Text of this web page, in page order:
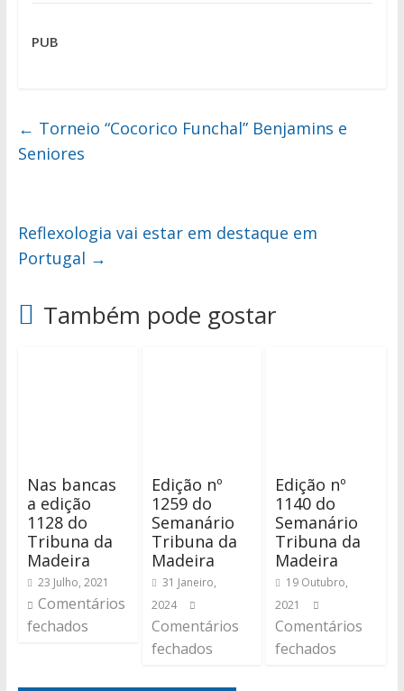
PUB
← Torneio “Cocorico Funchal” Benjamins e
Seniores
Reflexologia vai estar em destaque em
Portugal →
Também pode gostar
Nas bancas
a edição
1128 do
Tribuna da
Madeira
23 Julho, 2021
Comentários
fechados
Edição nº
1259 do
Semanário
Tribuna da
Madeira
31 Janeiro,
2024
Comentários
fechados
Edição nº
1140 do
Semanário
Tribuna da
Madeira
19 Outubro,
2021
Comentários
fechados